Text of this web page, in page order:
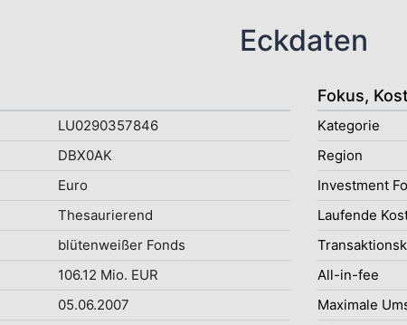
Eckdaten
LU0290357846
DBX0AK
Euro
Thesaurierend
blütenweißer Fonds
106.12 Mio. EUR
05.06.2007
Fokus,
Kategorie
Region
Investment
Laufende
All-in-fee
Maximale